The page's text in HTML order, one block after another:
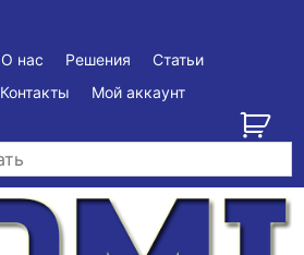
О нас Решения
Статьи
Контакты Мой аккаунт